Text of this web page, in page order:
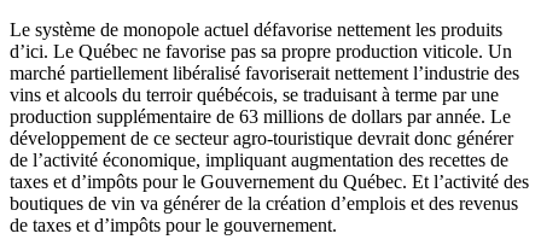
Le système de monopole actuel défavorise nettement les produits
d’ici. Le Québec ne favorise pas sa propre production viticole. Un
marché partiellement libéralisé favoriserait nettement l’industrie des
vins et alcools du terroir québécois, se traduisant à terme par une
production supplémentaire de 63 millions de dollars par année. Le
développement de ce secteur agro-touristique devrait donc générer
de l’activité économique, impliquant augmentation des recettes de
taxes et d’impôts pour le Gouvernement du Québec. Et l’activité des
boutiques de vin va générer de la création d’emplois et des revenus
de taxes et d’impôts pour le gouvernement.